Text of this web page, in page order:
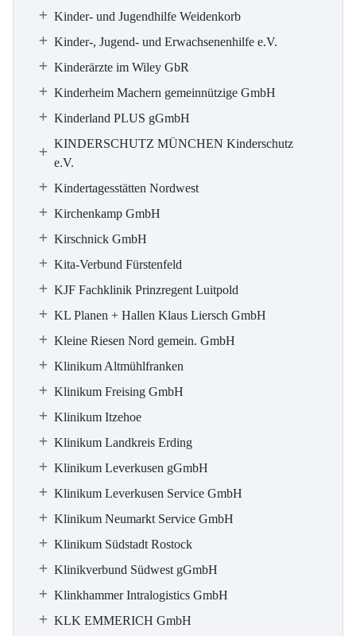
Kinder- und Jugendhilfe Weidenkorb
Kinder-, Jugend- und Erwachsenenhilfe e.V.
Kinderärzte im Wiley GbR
Kinderheim Machern gemeinnützige GmbH
Kinderland PLUS gGmbH
KINDERSCHUTZ MÜNCHEN Kinderschutz
e.V.
Kindertagesstätten Nordwest
Kirchenkamp GmbH
Kirschnick GmbH
Kita-Verbund Fürstenfeld
KJF Fachklinik Prinzregent Luitpold
KL Planen + Hallen Klaus Liersch GmbH
Kleine Riesen Nord gemein. GmbH
Klinikum Altmühlfranken
Klinikum Freising GmbH
Klinikum Itzehoe
Klinikum Landkreis Erding
Klinikum Leverkusen gGmbH
Klinikum Leverkusen Service GmbH
Klinikum Neumarkt Service GmbH
Klinikum Südstadt Rostock
Klinikverbund Südwest gGmbH
Klinkhammer Intralogistics GmbH
KLK EMMERICH GmbH